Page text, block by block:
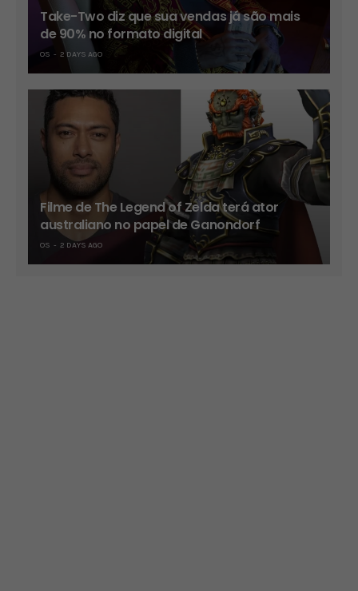
Take-Two diz que sua vendas já são mais
de 90% no formato digital
OS 2 DAYS AGO
Filme de The Legend of Zelda terá ator
australiano no papel de Ganondorf
OS 2 DAYS AGO